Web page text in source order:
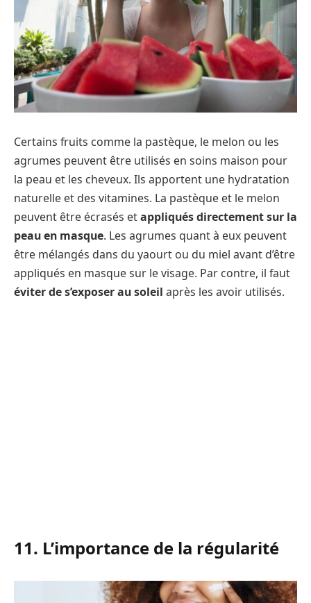
Certains fruits comme la pastèque, le melon ou les
agrumes peuvent être utilisés en soins maison pour
la peau et les cheveux. Ils apportent une hydratation
naturelle et des vitamines. La pastèque et le melon
peuvent être écrasés etappliqués directement sur la
peau en masque. Les agrumes quant à eux peuvent
être mélangés dans du yaourt ou du miel avant d’être
appliqués en masque sur le visage. Par contre, il faut
éviter de s’exposer au soleil après les avoir utilisés.
11. L’importance de la régularité